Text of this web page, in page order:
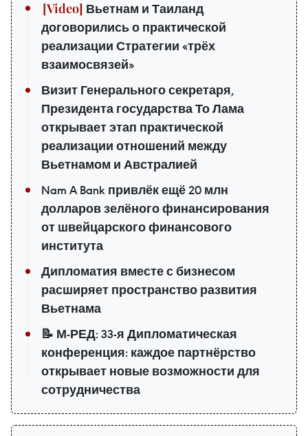
Вьетнам и Таиланд
договорились о практической
реализации Стратегии «трёх
взаимосвязей»
Визит Генерального секретаря,
Президента государства То Лама
открывает этап практической
реализации отношений между
Вьетнамом и Австралией
Nam A Bank привлёк ещё 20 млн
долларов зелёного финансирования
от швейцарского финансового
института
Дипломатия вместе с бизнесом
расширяет пространство развития
Вьетнама
📝 М-РЕД: 33-я Дипломатическая
конференция: каждое партнёрство
открывает новые возможности для
сотрудничества